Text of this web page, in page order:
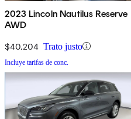
2023 Lincoln Nautilus Reserve
AWD
$40,204 Trato justo
Incluye tarifas de conc.